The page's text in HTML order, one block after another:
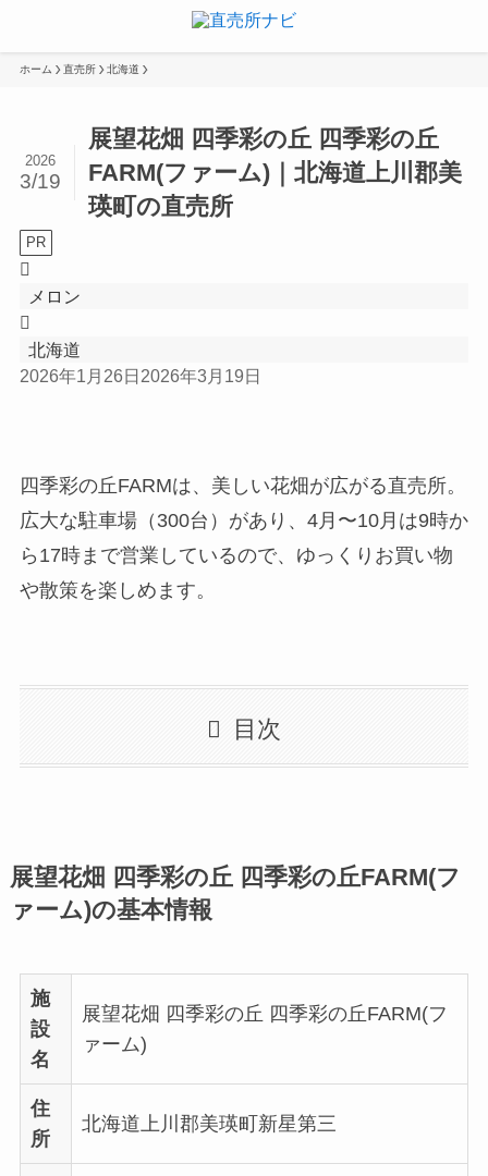
ホーム 直売所 北海道
展望花畑 四季彩の丘 四季彩の丘
FARM(ファーム)｜北海道上川郡美
瑛町の直売所
2026
3/19
PR
メロン
北海道
2026年1月26日 2026年3月19日
四季彩の丘FARMは、美しい花畑が広がる直売所。
広大な駐車場（300台）があり、4月〜10月は9時か
ら17時まで営業しているので、ゆっくりお買い物
や散策を楽しめます。
目次
展望花畑 四季彩の丘 四季彩の丘FARM(フ
ァーム)の基本情報
施
設
名
展望花畑 四季彩の丘 四季彩の丘FARM(フ
ァーム)
住
所
北海道上川郡美瑛町新星第三